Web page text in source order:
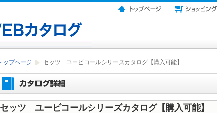
ップページ セッツ ユービコールシリーズカタログ【購入可能】
セッツ ユービコールシリーズカタログ【購入可能】